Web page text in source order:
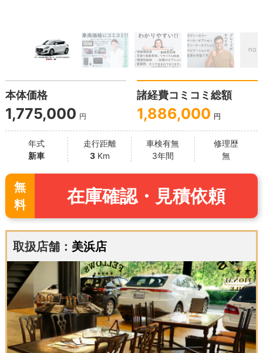
本体価格
1,775,000 円
諸経費コミコミ総額
1,886,000 円
年式
新車
走行距離
3Km
車検有無
3年間
修理歴
無
無
料
在庫確認・見積依頼
取扱店舗： 美浜店